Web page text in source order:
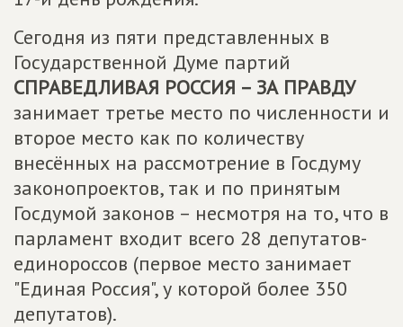
Сегодня из пяти представленных в
Государственной Думе партий
СПРАВЕДЛИВАЯ РОССИЯ – ЗА ПРАВДУ
занимает третье место по численности и
второе место как по количеству
внесённых на рассмотрение в Госдуму
законопроектов, так и по принятым
Госдумой законов – несмотря на то, что в
парламент входит всего 28 депутатов-
единороссов (первое место занимает
"Единая Россия", у которой более 350
депутатов).